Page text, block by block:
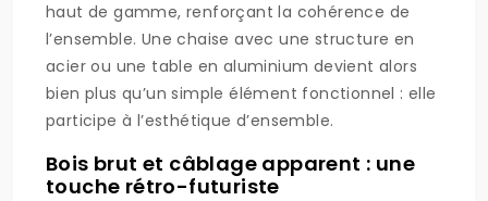
haut de gamme, renforçant la cohérence de
l’ensemble. Une chaise avec une structure en
acier ou une table en aluminium devient alors
bien plus qu’un simple élément fonctionnel : elle
participe à l’esthétique d’ensemble.
Bois brut et câblage apparent : une
touche rétro-futuriste